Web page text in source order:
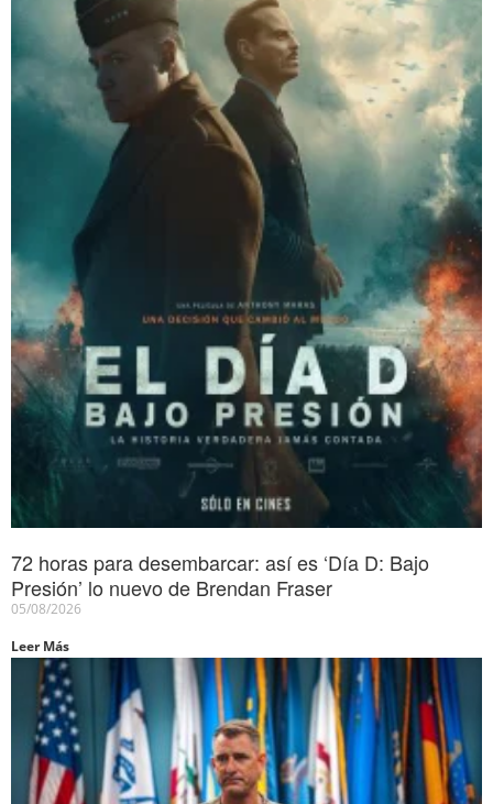
72 horas para desembarcar: así es ‘Día D: Bajo
Presión’ lo nuevo de Brendan Fraser
05/08/2026
Leer Más